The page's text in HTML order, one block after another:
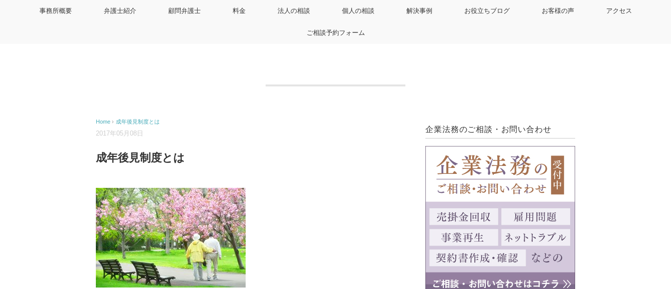
事務所概要 弁護士紹介 顧問弁護士 料金 法人の相談 個人の相談 解決事例 お役立ちブログ お客様の声 アクセス
ご相談予約フォーム
Home › 成年後見制度とは
2017年05月08日
成年後見制度とは
企業法務のご相談・お問い合わせ